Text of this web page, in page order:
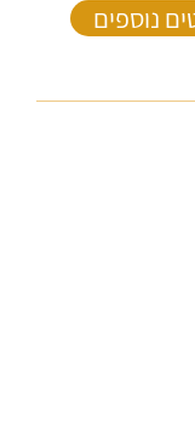
נוספים